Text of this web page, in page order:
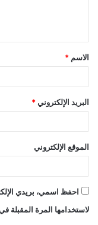
ق
*
الاسم *
البريد الإلكتروني *
الموقع الإلكتروني
احفظ اسمي، بريدي
لاستخدامها المرة المقبلة